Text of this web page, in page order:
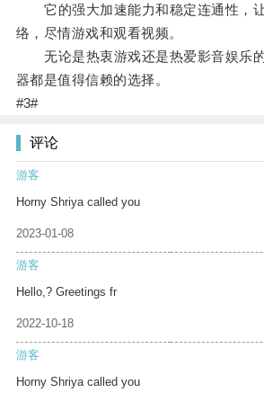
它的强大加速能力和稳定连通性，
络，尽情游戏和观看视频。
无论是热衷游戏还是热爱影音娱乐
器都是值得信赖的选择。
#3#
评论
游客
Horny Shriya called you
2023-01-08
游客
Hello,? Greetings fr
2022-10-18
游客
Horny Shriya called you